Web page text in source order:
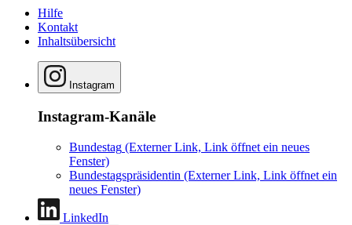
Hilfe
Kontakt
Inhaltsübersicht
Instagram
Instagram-Kanäle
Bundestag (Externer Link, Link öffnet ein neues
Fenster)
Bundestagspräsidentin (Externer Link, Link öffnet ein
neues Fenster)
LinkedIn